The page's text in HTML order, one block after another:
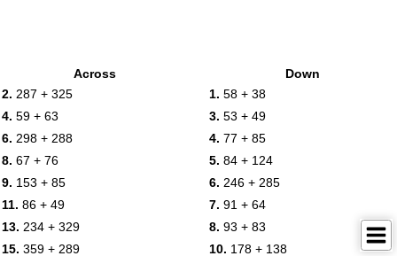
Across
2. 287 + 325
4. 59 + 63
6. 298 + 288
8. 67 + 76
9. 153 + 85
11. 86 + 49
13. 234 + 329
15. 359 + 289
Down
1. 58 + 38
3. 53 + 49
4. 77 + 85
5. 84 + 124
6. 246 + 285
7. 91 + 64
8. 93 + 83
10. 178 + 138